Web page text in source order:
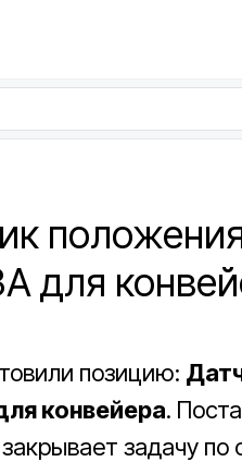
для
позицию:
конвейера.
задачу